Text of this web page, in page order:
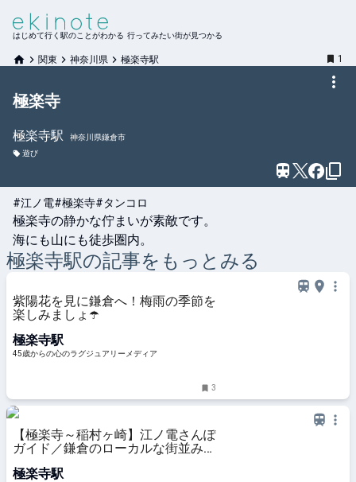
はじめて行く駅のことがわかる 行ってみたい街が見つかる
関東 神奈川県 極楽寺駅 1
極楽寺
極楽寺駅
神奈川県鎌倉市
遊び
#江ノ電#極楽寺#タンコロ
極楽寺の静かな佇まいが素敵です。
海にも山にも徒歩圏内。
極楽寺駅の記事をもっとみる
紫陽花を見に鎌倉へ！梅雨の季節を
楽しみましょ☂️
極楽寺駅
45歳からの心のラグジュアリーメディア
3
【極楽寺～稲村ヶ崎】江ノ電さんぽ
ガイド／鎌倉のローカルな街並みに
見 - OZmall
極楽寺駅